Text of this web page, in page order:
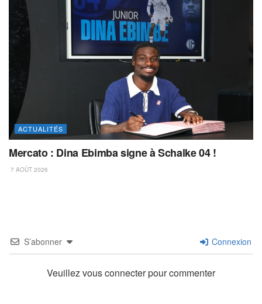
ACTUALITÉS
Mercato : Dina Ebimba signe à Schalke 04 !
7 AOÛT 2026
S’abonner Connexion
Veuillez vous connecter pour commenter